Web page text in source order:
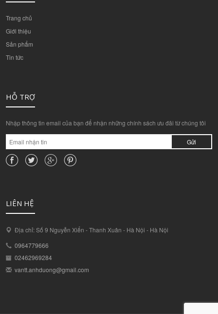
Trang chủ
Giới thiệu
Sản phẩm
Tin tức
HỖ TRỢ
Nhập thông tin email của bạn để nhận những chính sách ưu đãi từ chúng tôi
Gửi
LIÊN HỆ
Địa chỉ: Số 9 Nguyễn Xiển - Thanh Xuân - Hà Nội - Hà Nội
0964779666
02462969284
vantt.anhduong@gmail.com